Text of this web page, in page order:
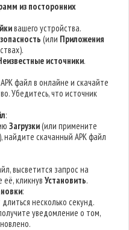
из посторонних
вашего устройства.
(или Приложения
источники.
файл в онлайне и скачайте
Убедитесь, что источник
:
Загрузки(или примените
скачанный APK файл
высветится запрос на
её, кликнувУстановить.
:
несколько секунд.
уведомление о том,